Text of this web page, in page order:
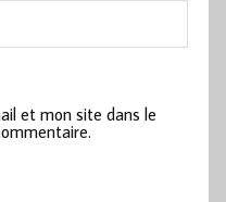
et mon site dans le